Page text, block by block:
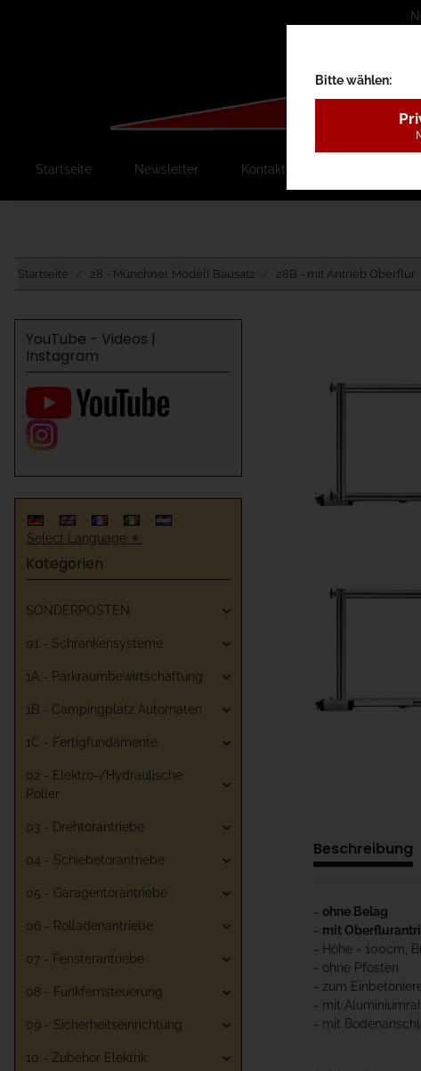
Startseite Newsletter Kontakt
Startseite 28 - Münchner Modell Bausatz 28B - mit Antrieb Oberflur
Beschreibung
- ohne Belag
- mit
- Höhe = 100cm,
- ohne Pfosten
- zum
- mit
- mit
YouTube - Videos |
Instagram
Select Language ▼
Kategorien
SONDERPOSTEN
01 - Schrankensysteme
1A - Parkraumbewirtschaftung
1B - Campingplatz Automaten
1C - Fertigfundamente
02 - Elektro-/Hydraulische
Poller
03 - Drehtorantriebe
04 - Schiebetorantriebe
05 - Garagentorantriebe
06 - Rolladenantriebe
07 - Fensterantriebe
08 - Funkfernsteuerung
09 - Sicherheitseinrichtung
10 - Zubehör Elektrik
Bitte wählen: